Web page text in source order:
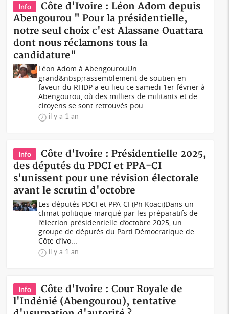
Info
Côte d'Ivoire : Léon Adom depuis
Abengourou " Pour la présidentielle,
notre seul choix c'est Alassane Ouattara
dont nous réclamons tous la
candidature"
Léon Adom à AbengourouUn
grand&nbsp;rassemblement de soutien en
faveur du RHDP a eu lieu ce samedi 1er février à
Abengourou, où des milliers de militants et de
citoyens se sont retrouvés pou...
il y a 1 an
Info
Côte d'Ivoire : Présidentielle 2025,
des députés du PDCI et PPA-CI
s'unissent pour une révision électorale
avant le scrutin d'octobre
Les députés PDCI et PPA-CI (Ph Koaci)Dans un
climat politique marqué par les préparatifs de
l’élection présidentielle d’octobre 2025, un
groupe de députés du Parti Démocratique de
Côte d’Ivo...
il y a 1 an
Info
Côte d'Ivoire : Cour Royale de
l'Indénié (Abengourou), tentative